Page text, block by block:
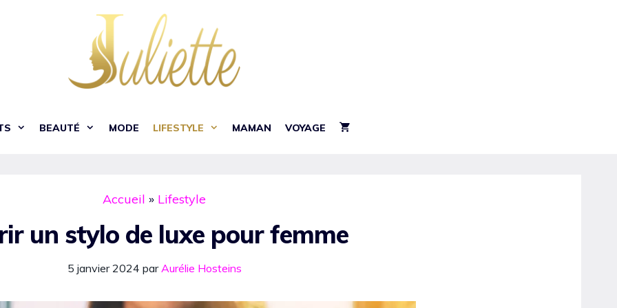
BEAUTÉ MODE LIFESTYLE MAMAN VOYAGE
Accueil » Lifestyle
un stylo de luxe pour femme
5 janvier 2024 parAurélie Hosteins